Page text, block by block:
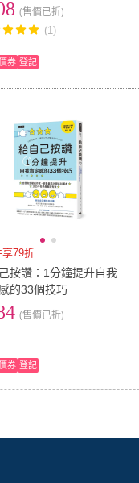
默生送給現代人〔暢銷
〕
(售價已折)
(1)
券 登記
享79折
按讚：1分鐘提升自我
的33個技巧
(售價已折)
券 登記